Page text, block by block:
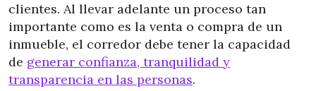
clientes. Al llevar adelante un proceso tan
importante como es la venta o compra de un
inmueble, el corredor debe tener la capacidad
de generar confianza, tranquilidad y
transparencia en las personas.